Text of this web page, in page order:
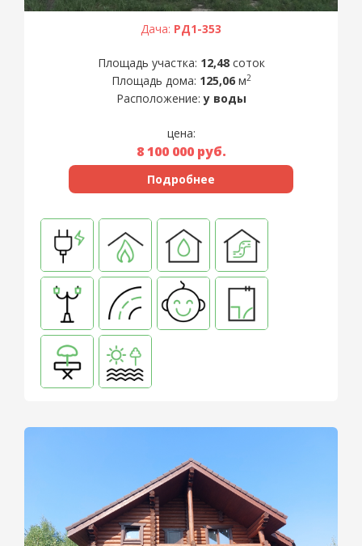
Дача: РД1-353
Площадь участка: 12,48соток
Площадь дома: 125,06м2
Расположение:у воды
цена:
8 100 000руб.
Подробнее